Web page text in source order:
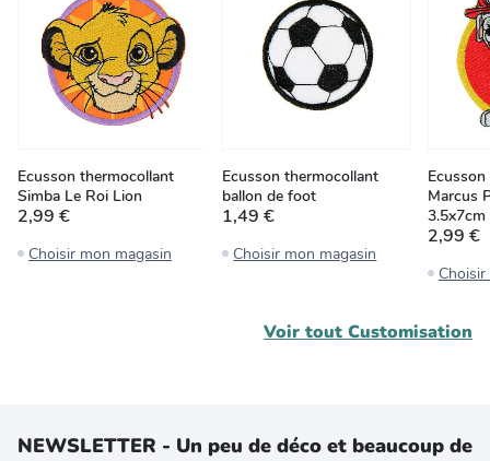
Ecusson thermocollant
Simba Le Roi Lion
2,99 €
Choisir mon magasin
Ecusson thermocollant
ballon de foot
1,49 €
Choisir mon magasin
Marcus
3.5x7cm
2,99 €
Voir tout Customisation
NEWSLETTER - Un peu de déco et beaucoup de